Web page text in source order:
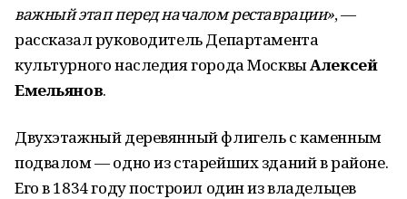
важный этап перед началом реставрации», —
рассказал руководитель Департамента
культурного наследия города МосквыАлексей
Емельянов.
Двухэтажный деревянный флигель с каменным
подвалом — одно из старейших зданий в районе.
Его в 1834 году построил один из владельцев